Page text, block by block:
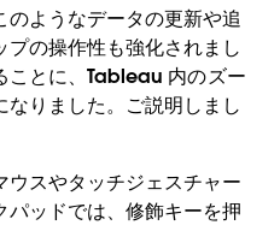
ようなデータの更新や追
の操作性も強化されまし
ことに、Tableau 内のズー
りました。ご説明しまし
スやタッチジェスチャー
パッドでは、修飾キーを押